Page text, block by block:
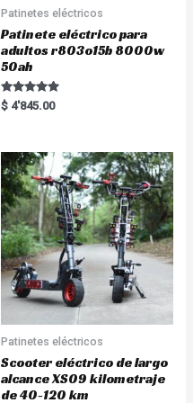
Patinetes eléctricos
Patinete eléctrico para
adultos r803o15b 8000w
50ah
Rated
5.00
$ 4'845.00
Patinetes eléctricos
Scooter eléctrico de largo
alcance XS09 kilometraje
de 40-120 km